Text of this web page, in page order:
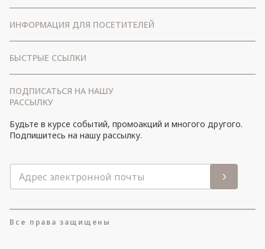
Дочерние компании Emaar
ИНФОРМАЦИЯ ДЛЯ ПОСЕТИТЕЛЕЙ
Часто задаваемые вопросы
БЫСТРЫЕ ССЫЛКИ
политика конфиденциальности
Карта сайта
ПОДПИСАТЬСЯ НА НАШУ
РАССЫЛКУ
Будьте в курсе событий, промоакций и многого другого.
Подпишитесь на нашу рассылку.
Все права защищены